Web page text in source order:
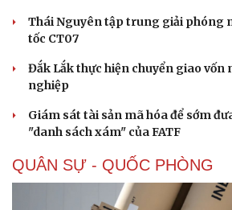
Thái Nguyên tập trung giải phóng
tốc CT07
Đắk Lắk thực hiện chuyển giao vốn
nghiệp
Giám sát tài sản mã hóa để sớm
"danh sách xám" của FATF
QUÂN SỰ - QUỐC PHÒNG